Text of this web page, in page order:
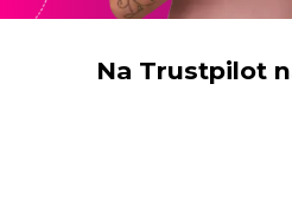
Na Trustpilot